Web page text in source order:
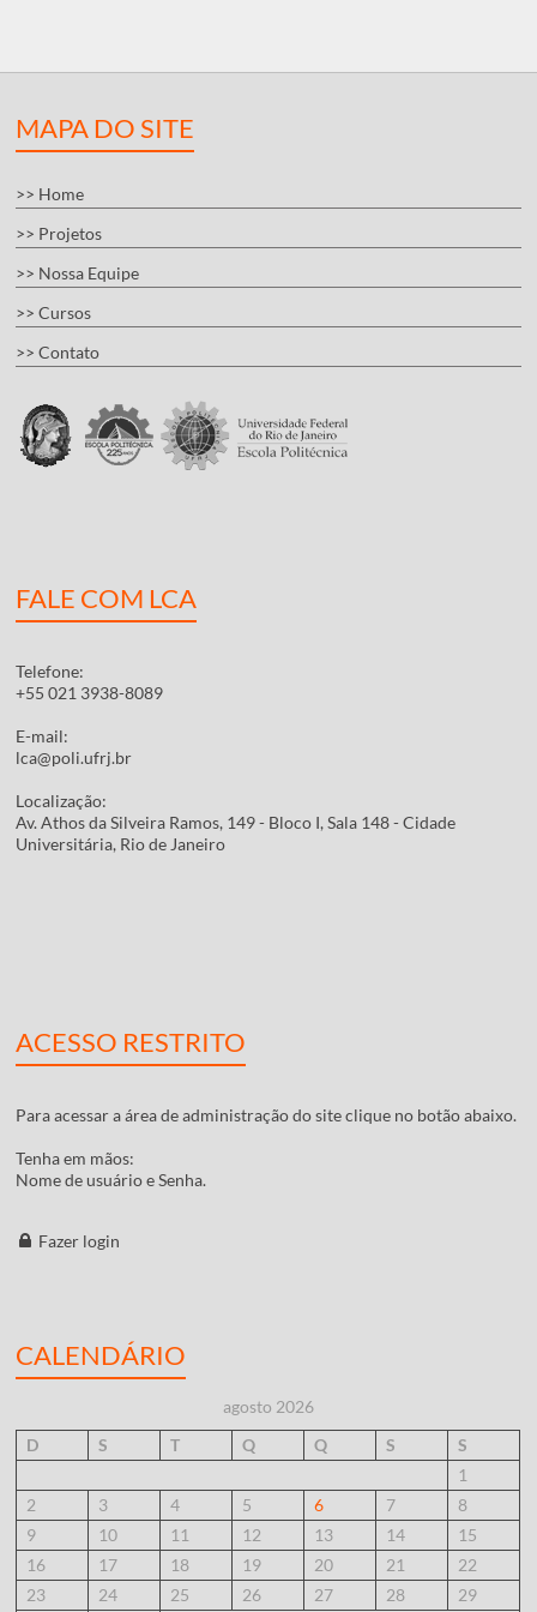
MAPA DO SITE
>> Home
>> Projetos
>> Nossa Equipe
>> Cursos
>> Contato
FALE COM LCA
Telefone:
+55 021 3938-8089
E-mail:
lca@poli.ufrj.br
Localização:
Av. Athos da Silveira Ramos, 149 - Bloco I, Sala 148 - Cidade
Universitária, Rio de Janeiro
ACESSO RESTRITO
Para acessar a área de administração do site clique no botão abaixo.
Tenha em mãos:
Nome de usuário e Senha.
Fazer login
CALENDÁRIO
agosto 2026
D
S T Q Q S
S
1
2
3 4 5 6 7
8
9
10 11 12 13 14
15
16
17 18 19 20 21
22
23
24 25 26 27 28 29